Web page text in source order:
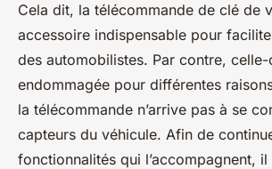
Cela dit, la télécommande de clé de
accessoire indispensable pour
des automobilistes. Par contre,
endommagée pour différentes
la télécommande n’arrive pas à se
capteurs du véhicule. Afin de
fonctionnalités qui l’accompagnent,